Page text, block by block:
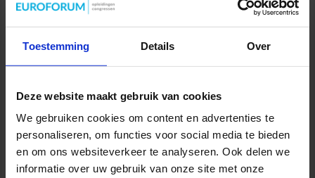
Toestemming Details Over
Deze website maakt gebruik van cookies
We gebruiken cookies om content en advertenties te
personaliseren, om functies voor social media te bieden
en om ons websiteverkeer te analyseren. Ook delen we
informatie over uw gebruik van onze site met onze
profielwerkstuk voor vier uur op de jaartaak van een docent. Vier uur om een
die als eindresultaat alles kan hebben van een scheikundig experiment tot ...